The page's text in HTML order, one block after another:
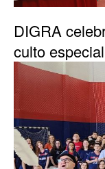
DIGRA
culto especial